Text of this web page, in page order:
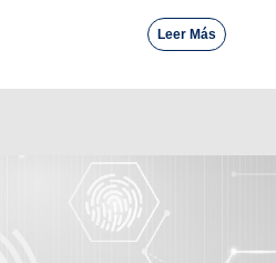
Leer Más